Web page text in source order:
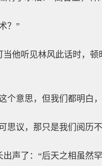
？”
他听见林风此话时，
个意思，但我们都明白
思议，那只是我们阅历
声了：“后天之相虽然